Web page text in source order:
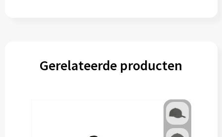
Gerelateerde producten